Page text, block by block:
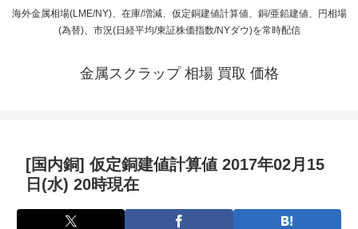
海外金属相場(LME/NY)、在庫/増減、仮定銅建値計算値、銅/亜鉛建値、円相場
(為替)、市況(日経平均/東証株価指数/NYダウ)を常時配信
金属スクラップ 相場 買取 価格
[国内銅] 仮定銅建値計算値 2017年02月15
日(水) 20時現在